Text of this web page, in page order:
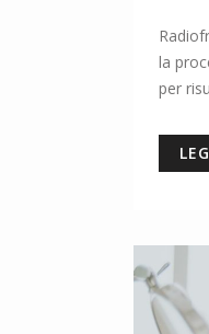
la
per